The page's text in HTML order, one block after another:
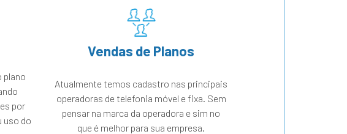
plano
por
uso do
Vendas de Planos
Atualmente temos cadastro nas principais
operadoras de telefonia móvel e fixa. Sem
pensar na marca da operadora e sim no
que é melhor para sua empresa.